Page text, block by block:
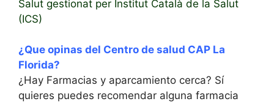
Salut gestionat per Institut Català de la Salut
(ICS)
¿Que opinas del Centro de salud CAP La
Florida?
¿Hay Farmacias y aparcamiento cerca? Sí
quieres puedes recomendar alguna farmacia